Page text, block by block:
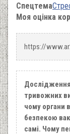
Спецтема
Моя оцінка
https://
Дослідження
тривожних
чому органи
безпекою
самі. Чому